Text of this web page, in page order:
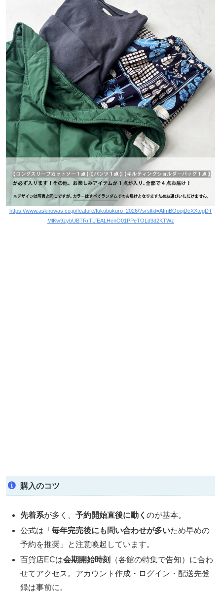
https://www.asknowas.co.jp/feature/fukubukuro_2026/?srsltid=AfmBOoojDcXXtegDT
MlKw9zybUBTRrTLfEALHenO01PPeTOLd3d2KTWz
購入のコツ
先着系が多く、予約開始直後に動くのが基本。
公式は「毎年完売後にも問い合わせが多いため早めの
予約を推奨」と注意喚起しています。
百貨店ECは会期開始時刻
（各館の特集で告知）に合わ
せてアクセス。アカウント作成・ログイン・配送先登
録は事前に。